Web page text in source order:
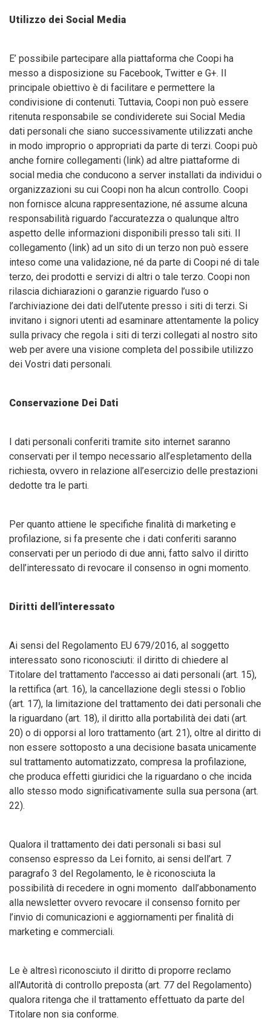
Utilizzo dei Social Media
E’ possibile partecipare alla piattaforma che Coopi ha
messo a disposizione su Facebook, Twitter e G+. Il
principale obiettivo è di facilitare e permettere la
condivisione di contenuti. Tuttavia, Coopi non può essere
ritenuta responsabile se condividerete sui Social Media
dati personali che siano successivamente utilizzati anche
in modo improprio o appropriati da parte di terzi. Coopi può
anche fornire collegamenti (link) ad altre piattaforme di
social media che conducono a server installati da individui o
organizzazioni su cui Coopi non ha alcun controllo. Coopi
non fornisce alcuna rappresentazione, né assume alcuna
responsabilità riguardo l’accuratezza o qualunque altro
aspetto delle informazioni disponibili presso tali siti. Il
collegamento (link) ad un sito di un terzo non può essere
inteso come una validazione, né da parte di Coopi né di tale
terzo, dei prodotti e servizi di altri o tale terzo. Coopi non
rilascia dichiarazioni o garanzie riguardo l’uso o
l’archiviazione dei dati dell’utente presso i siti di terzi. Si
invitano i signori utenti ad esaminare attentamente la policy
sulla privacy che regola i siti di terzi collegati al nostro sito
web per avere una visione completa del possibile utilizzo
dei Vostri dati personali.
Conservazione Dei Dati
I dati personali conferiti tramite sito internet saranno
conservati per il tempo necessario all’espletamento della
richiesta, ovvero in relazione all’esercizio delle prestazioni
dedotte tra le parti.
Per quanto attiene le specifiche finalità di marketing e
profilazione, si fa presente che i dati conferiti saranno
conservati per un periodo di due anni, fatto salvo il diritto
dell’interessato di revocare il consenso in ogni momento.
Diritti dell'interessato
Ai sensi del Regolamento EU 679/2016, al soggetto
interessato sono riconosciuti: il diritto di chiedere al
Titolare del trattamento l'accesso ai dati personali (art. 15),
la rettifica (art. 16), la cancellazione degli stessi o l’oblio
(art. 17), la limitazione del trattamento dei dati personali che
la riguardano (art. 18), il diritto alla portabilità dei dati (art.
20) o di opporsi al loro trattamento (art. 21), oltre al diritto di
non essere sottoposto a una decisione basata unicamente
sul trattamento automatizzato, compresa la profilazione,
che produca effetti giuridici che la riguardano o che incida
allo stesso modo significativamente sulla sua persona (art.
22).
Qualora il trattamento dei dati personali si basi sul
consenso espresso da Lei fornito, ai sensi dell’art. 7
paragrafo 3 del Regolamento, le è riconosciuta la
possibilità di recedere in ogni momento dall’abbonamento
alla newsletter ovvero revocare il consenso fornito per
l’invio di comunicazioni e aggiornamenti per finalità di
marketing e commerciali.
Le è altresì riconosciuto il diritto di proporre reclamo
all'Autorità di controllo preposta (art. 77 del Regolamento)
qualora ritenga che il trattamento effettuato da parte del
Titolare non sia conforme.